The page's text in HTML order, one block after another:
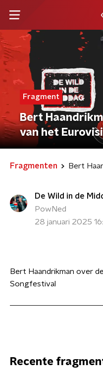
Fragment
Bert
van het
Fragmenten
De Wild in de
PowNed
28 januari 2025
Bert Haandrikman over
Songfestival
Recente